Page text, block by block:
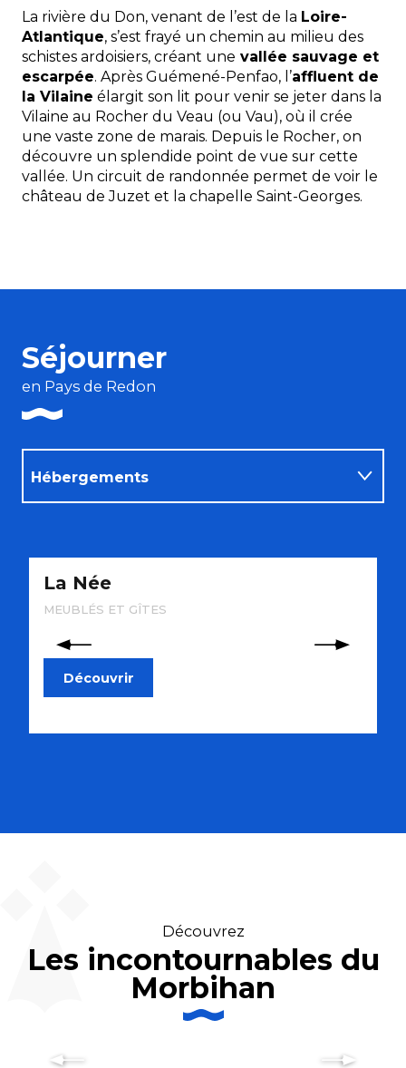
La rivière du Don, venant de l’est de la Loire-
Atlantique, s’est frayé un chemin au milieu des
schistes ardoisiers, créant une vallée sauvage et
escarpée. Après Guémené-Penfao, l’affluent de
la Vilaine élargit son lit pour venir se jeter dans la
Vilaine au Rocher du Veau (ou Vau), où il crée
une vaste zone de marais. Depuis le Rocher, on
découvre un splendide point de vue sur cette
vallée. Un circuit de randonnée permet de voir le
château de Juzet et la chapelle Saint-Georges.
Séjourner
en Pays de Redon
Hébergements
Restaurants
La Née
MEUBLÉS ET GÎTES
Découvrir
Découvrez
Les incontournables du
Morbihan
Erdeven en Morbihan : des dunes
aux mégalithes